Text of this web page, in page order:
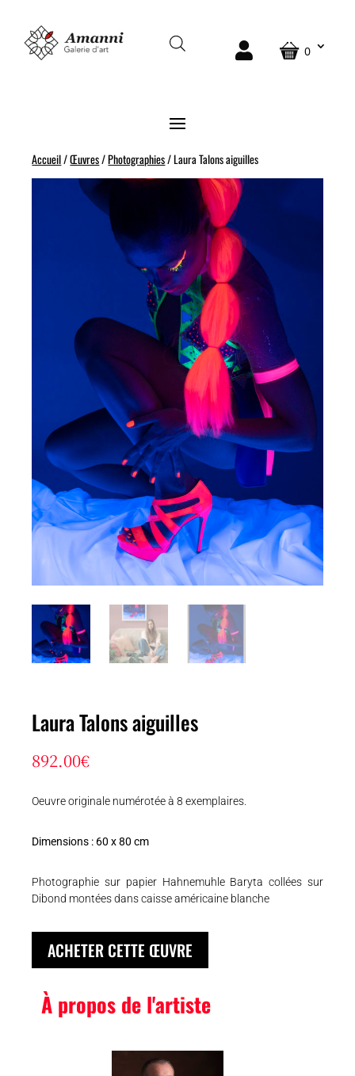
0
Accueil/Œuvres/Photographies/ Laura Talons aiguilles
Laura Talons aiguilles
892.00€
Oeuvre originale numérotée à 8 exemplaires.
Dimensions : 60 x 80 cm
Photographie sur papier Hahnemuhle Baryta collées sur
Dibond montées dans caisse américaine blanche
ACHETER CETTE ŒUVRE
À propos de l'artiste